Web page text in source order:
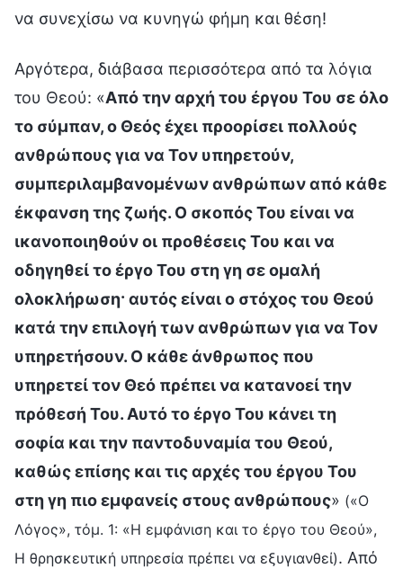
να συνεχίσω να κυνηγώ φήμη και θέση!
Αργότερα, διάβασα περισσότερα από τα λόγια
του Θεού: «Από την αρχή του έργου Του σε όλο
το σύμπαν, ο Θεός έχει προορίσει πολλούς
ανθρώπους για να Τον υπηρετούν,
συμπεριλαμβανομένων ανθρώπων από κάθε
έκφανση της ζωής. Ο σκοπός Του είναι να
ικανοποιηθούν οι προθέσεις Του και να
οδηγηθεί το έργο Του στη γη σε ομαλή
ολοκλήρωση· αυτός είναι ο στόχος του Θεού
κατά την επιλογή των ανθρώπων για να Τον
υπηρετήσουν. Ο κάθε άνθρωπος που
υπηρετεί τον Θεό πρέπει να κατανοεί την
πρόθεσή Του. Αυτό το έργο Του κάνει τη
σοφία και την παντοδυναμία του Θεού,
καθώς επίσης και τις αρχές του έργου Του
στη γη πιο εμφανείς στους ανθρώπους» («Ο
Λόγος», τόμ. 1: «Η εμφάνιση και το έργο του Θεού»,
Η θρησκευτική υπηρεσία πρέπει να εξυγιανθεί). Από